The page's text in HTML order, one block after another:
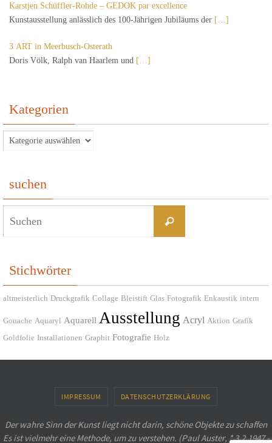
Karstjen Schüffler-Rohde – GEDOK par excellence
Kunstausstellung anlässlich des 100-Jährigen Jubiläums der […]
3 ART in Meerbusch-Osterath
Doris Völk, Ralph van Haarlem und […]
Kategorien
Kategorien
suchen
Suchen
Stichwörter
altmeisterlich Druckgrafik Collage Bleistift Glas Fotografik Enkaustik intern
Gouache Aquaryl Aquarell Ausstellung Acryl Aktion Grafik
Goldfolie Installationen Graphit Fotografie Holz
IMPRESSUM DATENSCHUTZERKLÄRUNG
Der wahre Sinn der Kunst liegt nicht darin, schöne Objekte zu schaffen
Es ist vielmehr eine Methode, um zu verstehen. (Paul Auster, * 3.2.1947 -